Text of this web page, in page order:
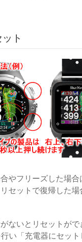
ト
やフリーズした場
セットで復帰した
ないとリセットがで
い「充電器にセット